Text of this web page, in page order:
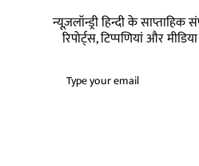
न्यूज़लॉन्ड्री हिन्दी के साप्ताहिक
रिपोर्ट्स, टिप्पणियां और